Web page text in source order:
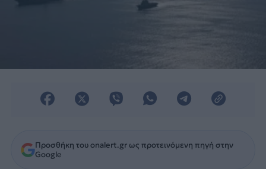
Προσθήκη του onalert.gr ως προτεινόμενη πηγή στην
Google